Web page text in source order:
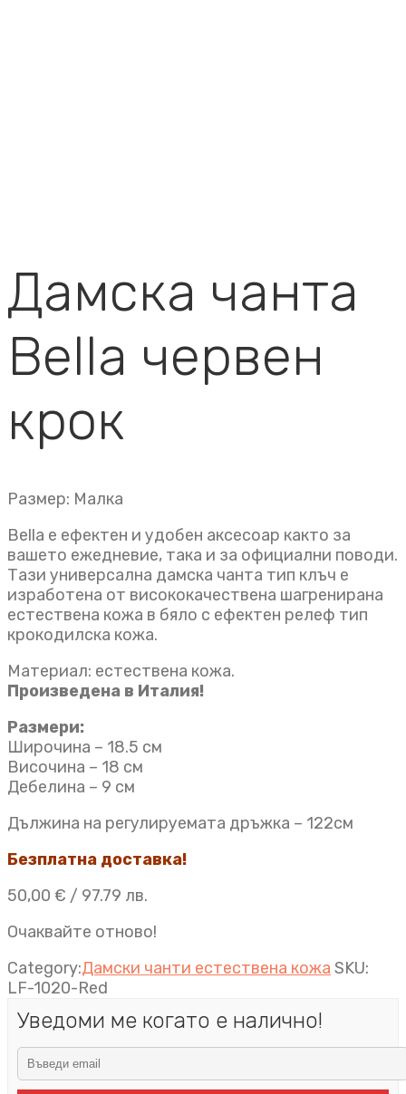
Дамска чанта
Bella червен
крок
Размер: Малка
Bella е ефектен и удобен аксесоар както за
вашето ежедневие, така и за официални поводи.
Тази универсална дамска чанта тип клъч e
изработена от висококачествена шагренирана
естествена кожа в бяло с ефектен релеф тип
крокодилска кожа.
Материал: естествена кожа.
Произведена в Италия!
Размери:
Широчина – 18.5 см
Височина – 18 см
Дебелина – 9 см
Дължина на регулируемата дръжка – 122см
Безплатна доставка!
50,00 € / 97.79 лв.
Очаквайте отново!
Category:Дамски чанти естествена кожа SKU:
LF-1020-Red
Уведоми ме когато е налично!